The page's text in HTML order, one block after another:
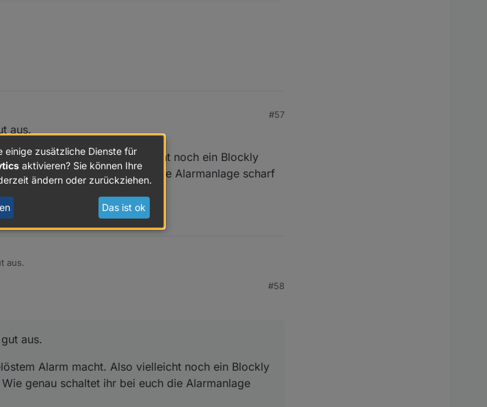
#57
aus.
Alarm macht. Also vielleicht noch ein Blockly
genau schaltet ihr bei euch die Alarmanlage scharf
gut aus.
macht. Also vielleicht noch ein Blockly dazu mit einer
ihr bei euch die Alarmanlage scharf und wieder unscharf?
#58
aus.
Alarm macht. Also vielleicht noch ein Blockly
genau schaltet ihr bei euch die Alarmanlage
einige zusätzliche Dienste für
aktivieren? Sie können Ihre
ändern oder zurückziehen.
Das ist ok